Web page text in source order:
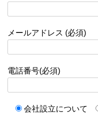
メールアドレス (必須)
電話番号(必須)
会社設立について